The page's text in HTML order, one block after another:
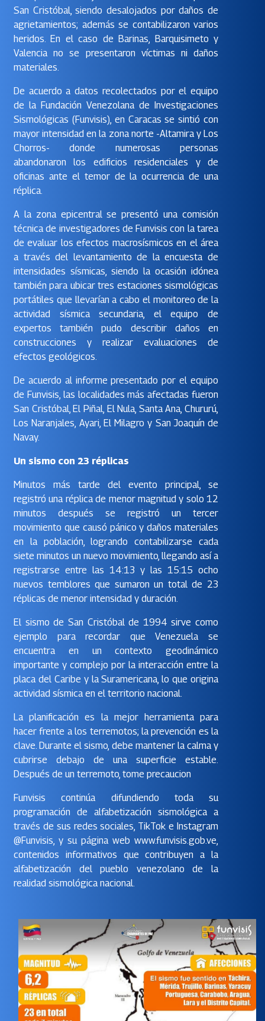
San Cristóbal, siendo desalojados por daños de
agrietamientos; además se contabilizaron varios
heridos. En el caso de Barinas, Barquisimeto y
Valencia no se presentaron víctimas ni daños
materiales.
De acuerdo a datos recolectados por el equipo
de la Fundación Venezolana de Investigaciones
Sismológicas (Funvisis), en Caracas se sintió con
mayor intensidad en la zona norte -Altamira y Los
Chorros- donde numerosas personas
abandonaron los edificios residenciales y de
oficinas ante el temor de la ocurrencia de una
réplica.
A la zona epicentral se presentó una comisión
técnica de investigadores de Funvisis con la tarea
de evaluar los efectos macrosísmicos en el área
a través del levantamiento de la encuesta de
intensidades sísmicas, siendo la ocasión idónea
también para ubicar tres estaciones sismológicas
portátiles que llevarían a cabo el monitoreo de la
actividad sísmica secundaria, el equipo de
expertos también pudo describir daños en
construcciones y realizar evaluaciones de
efectos geológicos.
De acuerdo al informe presentado por el equipo
de Funvisis, las localidades más afectadas fueron
San Cristóbal, El Piñal, El Nula, Santa Ana, Chururú,
Los Naranjales, Ayari, El Milagro y San Joaquín de
Navay.
Un sismo con 23 réplicas
Minutos más tarde del evento principal, se
registró una réplica de menor magnitud y solo 12
minutos después se registró un tercer
movimiento que causó pánico y daños materiales
en la población, logrando contabilizarse cada
siete minutos un nuevo movimiento, llegando así a
registrarse entre las 14:13 y las 15:15 ocho
nuevos temblores que sumaron un total de 23
réplicas de menor intensidad y duración.
El sismo de San Cristóbal de 1994 sirve como
ejemplo para recordar que Venezuela se
encuentra en un contexto geodinámico
importante y complejo por la interacción entre la
placa del Caribe y la Suramericana, lo que origina
actividad sísmica en el territorio nacional.
La planificación es la mejor herramienta para
hacer frente a los terremotos; la prevención es la
clave. Durante el sismo, debe mantener la calma y
cubrirse debajo de una superficie estable.
Después de un terremoto, tome precaucion
Funvisis continúa difundiendo toda su
programación de alfabetización sismológica a
través de sus redes sociales, TikTok e Instagram
@Funvisis, y su página web www.funvisis.gob.ve,
contenidos informativos que contribuyen a la
alfabetización del pueblo venezolano de la
realidad sismológica nacional.